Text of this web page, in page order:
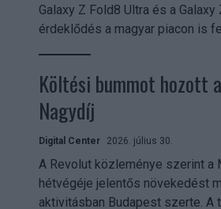
Galaxy Z Fold8 Ultra és a
érdeklődés a magyar piacon is
Költési bummot hozott
Nagydíj
Digital Center 2026. július 30.
A Revolut közleménye szerint a
hétvégéje jelentős növekedést
aktivitásban Budapest szerte. A